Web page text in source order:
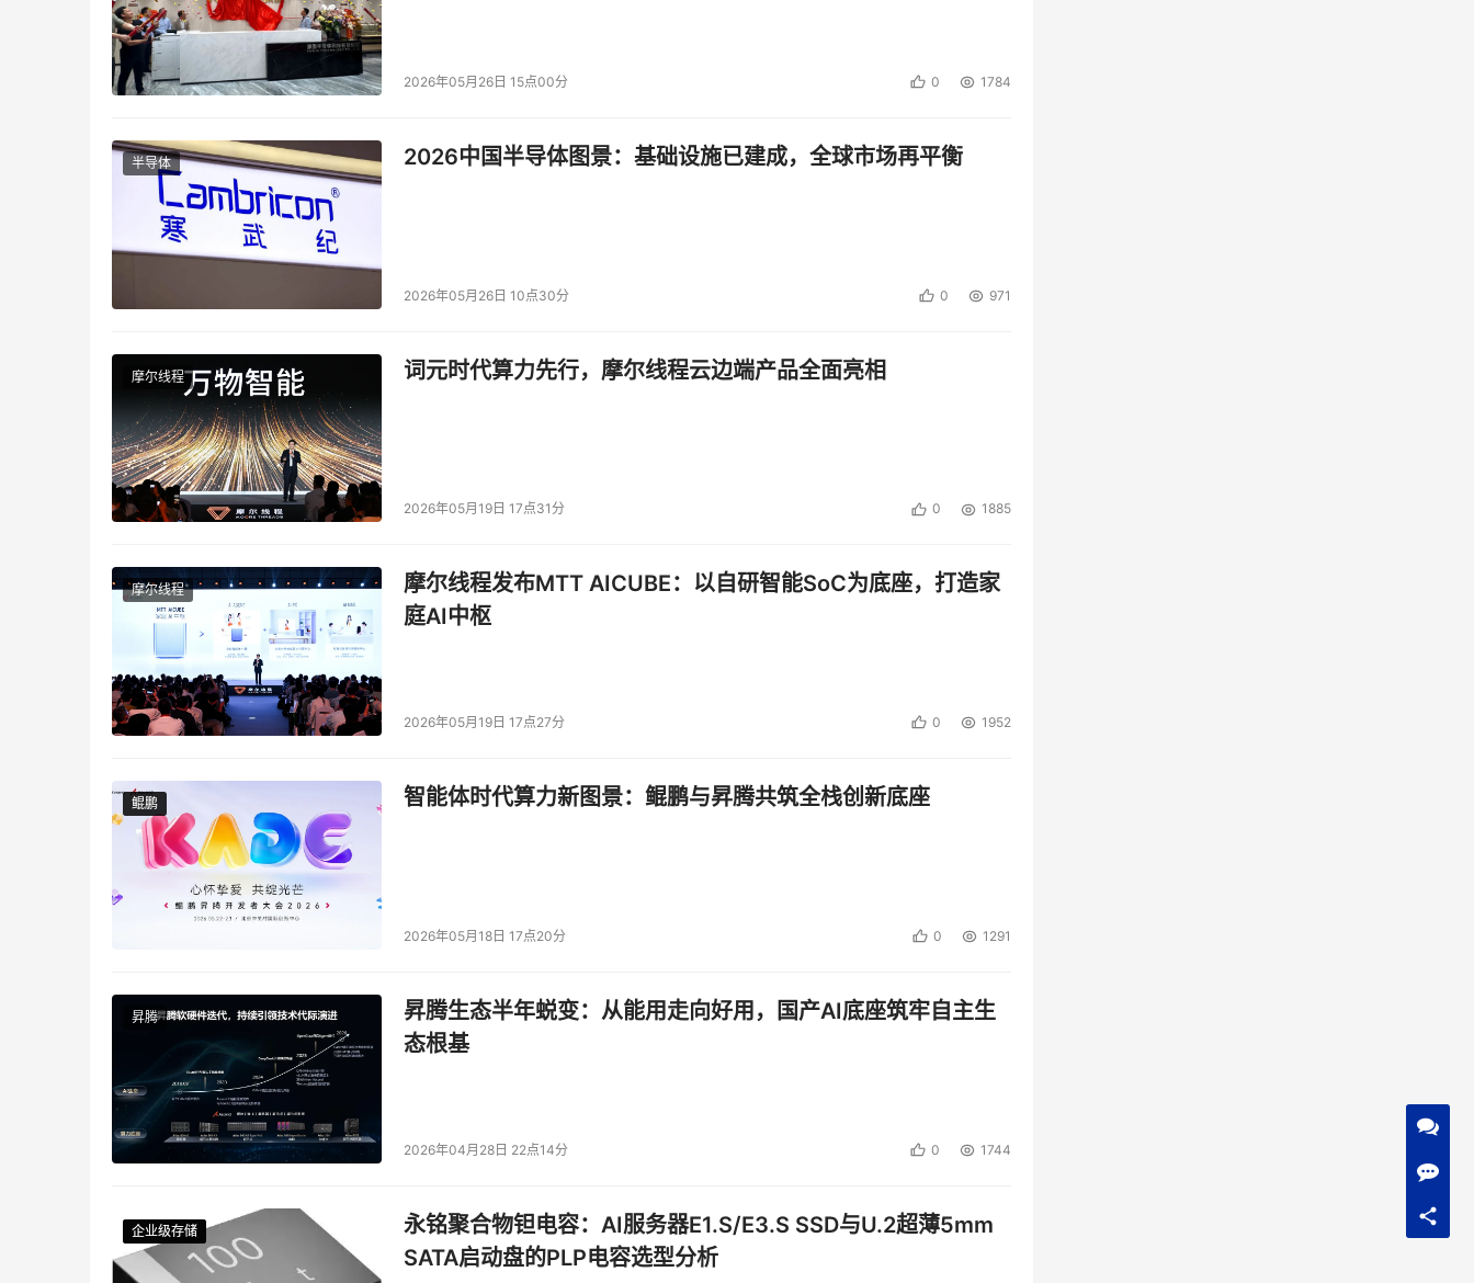
2026年05月26日 15点00分 0 1784
半导体 2026中国半导体图景：基础设施已建成，全球市场再平衡
2026年05月26日 10点30分 0 971
摩尔线程 词元时代算力先行，摩尔线程云边端产品全面亮相
2026年05月19日 17点31分 0 1885
摩尔线程
摩尔线程发布MTT AICUBE：以自研智能SoC为底座，打造家
庭AI中枢
2026年05月19日 17点27分 0 1952
鲲鹏
鲲鹏 智能体时代算力新图景：鲲鹏与昇腾共筑全栈创新底座
2026年05月18日 17点20分 0 1291
昇腾
昇腾生态半年蜕变：从能用走向好用，国产AI底座筑牢自主生
态根基
2026年04月28日 22点14分 0 1744
企业级存储
企业级存储
企业级存储
企业级存储
永铭聚合物钽电容：AI服务器E1.S/E3.S SSD与U.2超薄5mm
SATA启动盘的PLP电容选型分析